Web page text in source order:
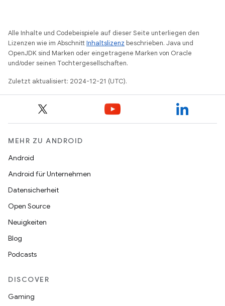
Alle Inhalte und Codebeispiele auf dieser Seite unterliegen den
Lizenzen wie im AbschnittInhaltslizenz beschrieben. Java und
OpenJDK sind Marken oder eingetragene Marken von Oracle
und/oder seinen Tochtergesellschaften.
Zuletzt aktualisiert: 2024-12-21 (UTC).
MEHR ZU ANDROID
Android
Android für Unternehmen
Datensicherheit
Open Source
Neuigkeiten
Blog
Podcasts
DISCOVER
Gaming